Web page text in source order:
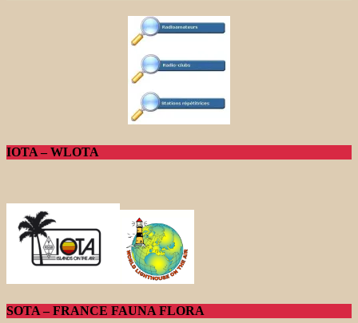
IOTA – WLOTA
SOTA – FRANCE FAUNA FLORA